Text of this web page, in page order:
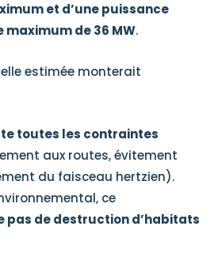
et d’une puissance
de 36 MW​.
estimée monterait
toutes les contraintes
aux routes, évitement
du faisceau hertzien)​.
ce
pas de destruction d’habitats